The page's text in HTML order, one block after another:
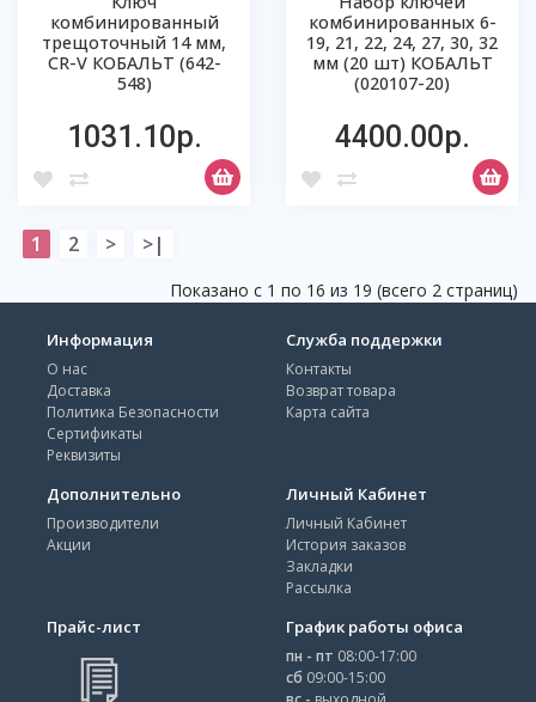
комбинированный
трещоточный 14 мм,
CR-V КОБАЛЬТ (642-
548)
1031.10р.
комбинированных 6-
19, 21, 22, 24, 27, 30, 32
мм (20 шт) КОБАЛЬТ
(020107-20)
4400.00р.
1 2 > >|
Показано с 1 по 16 из 19 (всего 2 страниц)
Информация
О нас
Доставка
Политика Безопасности
Сертификаты
Реквизиты
Служба поддержки
Контакты
Возврат товара
Карта сайта
Дополнительно
Производители
Акции
Личный Кабинет
Личный Кабинет
История заказов
Закладки
Рассылка
Прайс-лист График работы офиса
пн - пт 08:00-17:00
сб 09:00-15:00